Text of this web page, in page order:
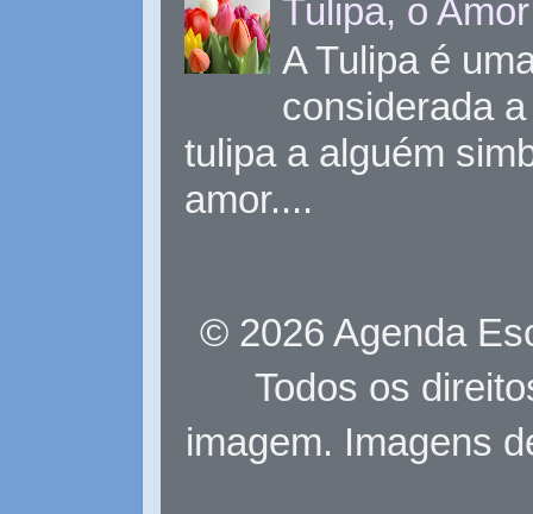
Tulipa, o
A Tulipa é
considerada
tulipa a alguém
amor....
© 2026 Agenda
Todos os
imagem. Imagens